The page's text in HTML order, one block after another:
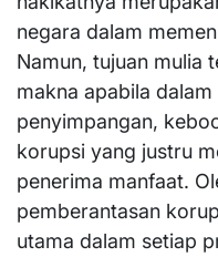
negara dalam
Namun, tujuan mulia
makna apabila
penyimpangan,
korupsi yang justru
penerima manfaat.
pemberantasan
utama dalam setiap